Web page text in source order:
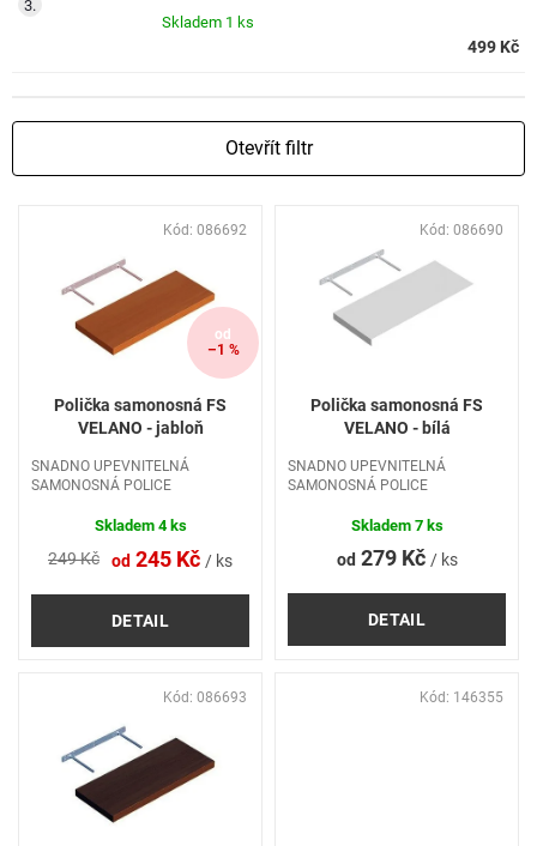
Skladem 1 ks
499 Kč
Otevřít filtr
od
–1 %
Polička samonosná FS
VELANO - jabloň
249 Kč od 245 Kč / ks
DETAIL
SNADNO UPEVNITELNÁ
SAMONOSNÁ POLICE
Skladem 4 ks
Kód: 086692
Polička samonosná FS
VELANO - bílá
od 279 Kč / ks
DETAIL
SNADNO UPEVNITELNÁ
SAMONOSNÁ POLICE
Skladem 7 ks
Kód: 086690
Kód: 086693 Kód: 146355